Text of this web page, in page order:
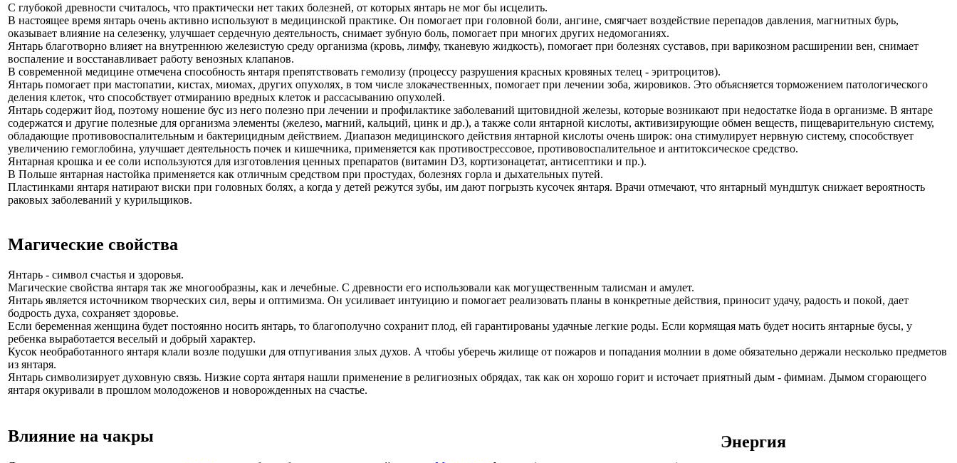
С глубокой древности считалось, что практически нет таких болезней, от которых янтарь не мог бы исцелить.
В настоящее время янтарь очень активно используют в медицинской практике. Он помогает при головной боли, ангине, смягчает воздействие перепадов давления, магнитных бурь,
оказывает влияние на селезенку, улучшает сердечную деятельность, снимает зубную боль, помогает при многих других недомоганиях.
Янтарь благотворно влияет на внутреннюю железистую среду организма (кровь, лимфу, тканевую жидкость), помогает при болезнях суставов, при варикозном расширении вен, снимает
воспаление и восстанавливает работу венозных клапанов.
В современной медицине отмечена способность янтаря препятствовать гемолизу (процессу разрушения красных кровяных телец - эритроцитов).
Янтарь помогает при мастопатии, кистах, миомах, других опухолях, в том числе злокачественных, помогает при лечении зоба, жировиков. Это объясняется торможением патологического
деления клеток, что способствует отмиранию вредных клеток и рассасыванию опухолей.
Янтарь содержит йод, поэтому ношение бус из него полезно при лечении и профилактике заболеваний щитовидной железы, которые возникают при недостатке йода в организме. В янтаре
содержатся и другие полезные для организма элементы (железо, магний, кальций, цинк и др.), а также соли янтарной кислоты, активизирующие обмен веществ, пищеварительную систему,
обладающие противовоспалительным и бактерицидным действием. Диапазон медицинского действия янтарной кислоты очень широк: она стимулирует нервную систему, способствует
увеличению гемоглобина, улучшает деятельность почек и кишечника, применяется как противострессовое, противовоспалительное и антитоксическое средство.
Янтарная крошка и ее соли используются для изготовления ценных препаратов (витамин D3, кортизонацетат, антисептики и пр.).
В Польше янтарная настойка применяется как отличным средством при простудах, болезнях горла и дыхательных путей.
Пластинками янтаря натирают виски при головных болях, а когда у детей режутся зубы, им дают погрызть кусочек янтаря. Врачи отмечают, что янтарный мундштук снижает вероятность
раковых заболеваний у курильщиков.
Магические свойства
Янтарь - символ счастья и здоровья.
Магические свойства янтаря так же многообразны, как и лечебные. С древности его использовали как могущественным талисман и амулет.
Янтарь является источником творческих сил, веры и оптимизма. Он усиливает интуицию и помогает реализовать планы в конкретные действия, приносит удачу, радость и покой, дает
бодрость духа, сохраняет здоровье.
Если беременная женщина будет постоянно носить янтарь, то благополучно сохранит плод, ей гарантированы удачные легкие роды. Если кормящая мать будет носить янтарные бусы, у
ребенка выработается веселый и добрый характер.
Кусок необработанного янтаря клали возле подушки для отпугивания злых духов. А чтобы уберечь жилище от пожаров и попадания молнии в доме обязательно держали несколько предметов
из янтаря.
Янтарь символизирует духовную связь. Низкие сорта янтаря нашли применение в религиозных обрядах, так как он хорошо горит и источает приятный дым - фимиам. Дымом сгорающего
янтаря окуривали в прошлом молодоженов и новорожденных на счастье.
Влияние на чакры Энергия